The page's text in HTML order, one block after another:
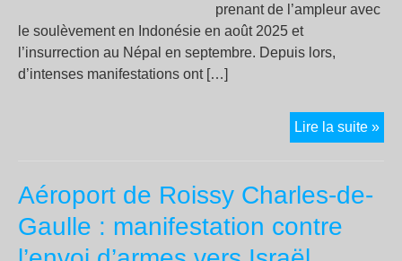
prenant de l’ampleur avec
le soulèvement en Indonésie en août 2025 et
l’insurrection au Népal en septembre. Depuis lors,
d’intenses manifestations ont […]
Lire la suite »
:
Aéroport de Roissy Charles-de-
Gaulle : manifestation contre